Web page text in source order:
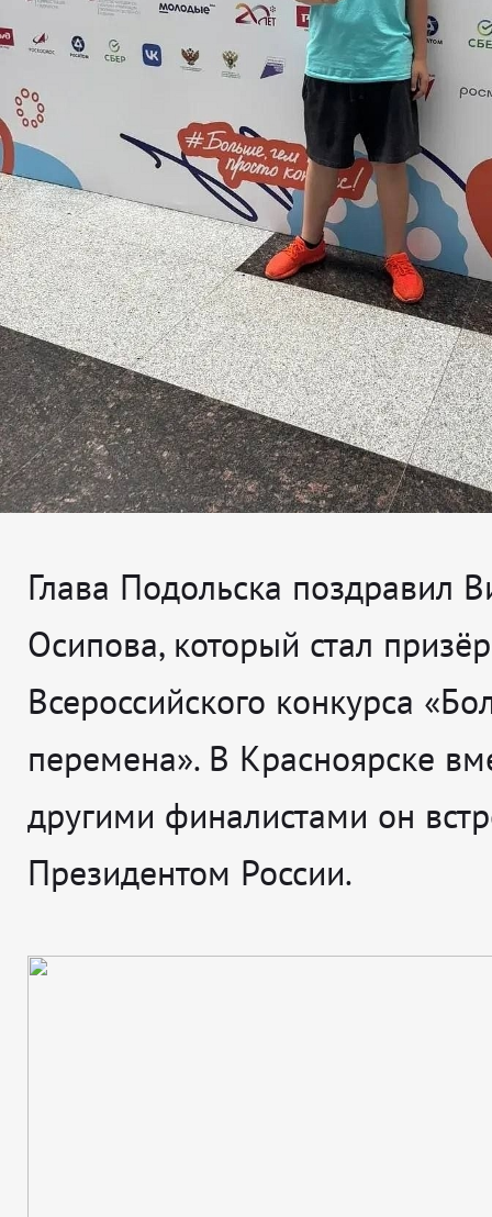
Глава Подольска поздравил
Осипова, который стал
Всероссийского конкурса
перемена». В Красноярске
другими финалистами он
Президентом России.